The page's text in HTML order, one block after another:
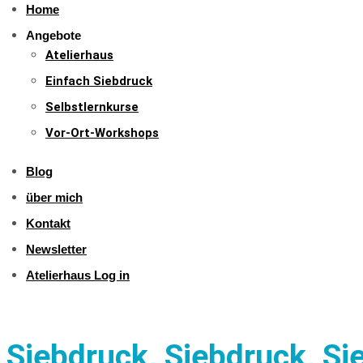
Home
Angebote
Atelierhaus
Einfach Siebdruck
Selbstlernkurse
Vor-Ort-Workshops
Blog
über mich
Kontakt
Newsletter
Atelierhaus Log in